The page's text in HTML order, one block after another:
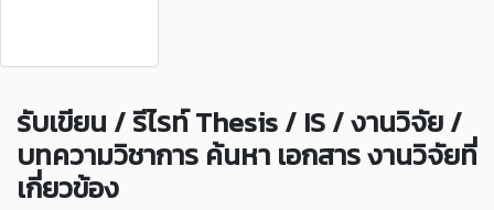
รับเขียน / รีไรท์ Thesis / IS / งานวิจัย /
บทความวิชาการ ค้นหา เอกสาร งานวิจัยที่
เกี่ยวข้อง